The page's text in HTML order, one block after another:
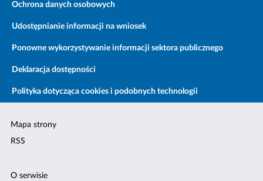
Ochrona danych osobowych
Udostępnianie informacji na wniosek
Ponowne wykorzystywanie informacji sektora publicznego
Deklaracja dostępności
Polityka dotycząca cookies i podobnych technologii
Mapa strony
RSS
O serwisie